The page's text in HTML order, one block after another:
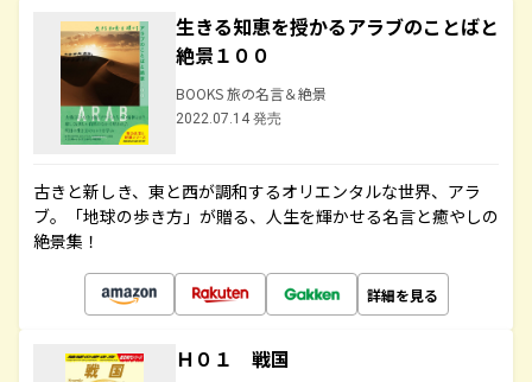
生きる知恵を授かるアラブのことばと
絶景１００
BOOKS 旅の名言＆絶景
2022.07.14 発売
古きと新しき、東と西が調和するオリエンタルな世界、アラ
ブ。「地球の歩き方」が贈る、人生を輝かせる名言と癒やしの
絶景集！
詳細を見る
Ｈ０１ 戦国